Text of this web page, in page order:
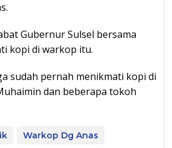
Gubernur Sulsel bersama
kopi di warkop itu.
sudah pernah menikmati kopi di
dan beberapa tokoh
Warkop Dg Anas